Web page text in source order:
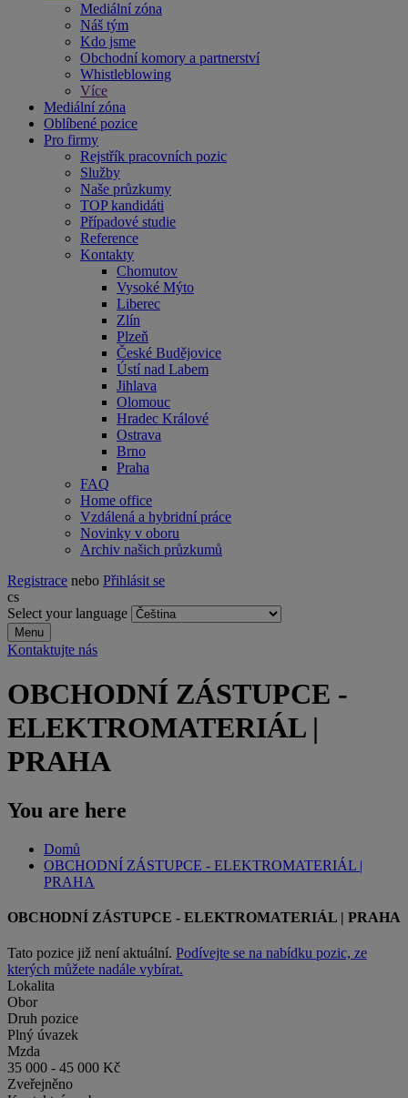
Mediální zóna
Náš tým
Kdo jsme
Obchodní komory a partnerství
Whistleblowing
Více
Mediální zóna
Oblíbené pozice
Pro firmy
Rejstřík pracovních pozic
Služby
Naše průzkumy
TOP kandidáti
Případové studie
Reference
Kontakty
Chomutov
Vysoké Mýto
Liberec
Zlín
Plzeň
České Budějovice
Ústí nad Labem
Jihlava
Olomouc
Hradec Králové
Ostrava
Brno
Praha
FAQ
Home office
Vzdálená a hybridní práce
Novinky v oboru
Archiv našich průzkumů
Registrace nebo Přihlásit se
cs
Select your language
Menu
Kontaktujte nás
OBCHODNÍ ZÁSTUPCE -
ELEKTROMATERIÁL |
PRAHA
You are here
Domů
OBCHODNÍ ZÁSTUPCE - ELEKTROMATERIÁL |
PRAHA
OBCHODNÍ ZÁSTUPCE - ELEKTROMATERIÁL | PRAHA
Tato pozice již není aktuální. Podívejte se na nabídku pozic, ze
kterých můžete nadále vybírat.
Lokalita
Obor
Druh pozice
Plný úvazek
Mzda
35 000 - 45 000 Kč
Zveřejněno